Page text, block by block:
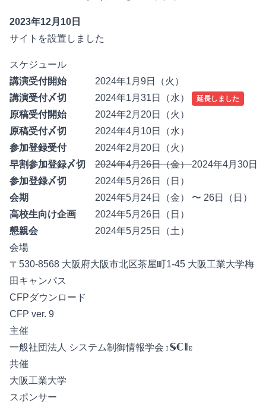
2023年12月10日
サイトを設置しました
スケジュール
講演受付開始
2024年1月9日（火）
講演受付〆切
2024年1月31日（水） 延長しました
原稿受付開始
2024年2月20日（火）
原稿受付〆切
2024年4月10日（水）
参加登録受付
2024年2月20日（火）
早割参加登録〆切
2024年4月26日（金）2024年4月30日
参加登録〆切
2024年5月26日（日）
会期
2024年5月24日（金） 〜 26日（日）
高校生向け企画
2024年5月26日（日）
懇親会
2024年5月25日（土）
会場
〒530-8568 大阪府大阪市北区茶屋町1-45 大阪工業大学梅
田キャンパス
CFPダウンロード
CFP ver. 9
主催
一般社団法人 システム制御情報学会 ISCIE
共催
大阪工業大学
スポンサー